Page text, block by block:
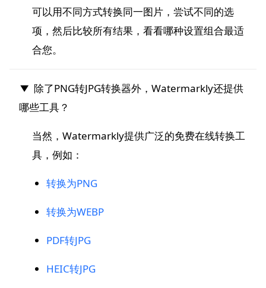
可以用不同方式转换同一图片，尝试不同的选
项，然后比较所有结果，看看哪种设置组合最适
合您。
除了PNG转JPG转换器外，Watermarkly还提供
哪些工具？
当然，Watermarkly提供广泛的免费在线转换工
具，例如：
转换为PNG
转换为WEBP
PDF转JPG
HEIC转JPG